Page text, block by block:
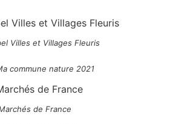
Villes et Villages Fleuris
commune nature 2021
de France